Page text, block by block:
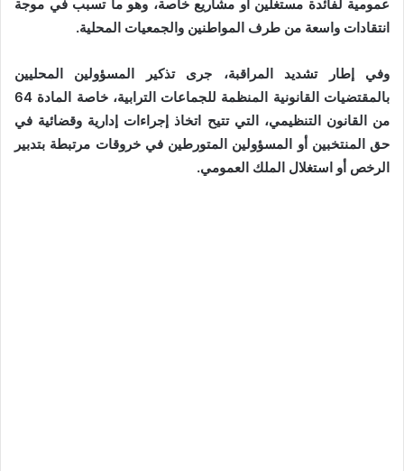
عمومية لفائدة مستغلين أو مشاريع خاصة، وهو ما تسبب في موجة
انتقادات واسعة من طرف المواطنين والجمعيات المحلية.
وفي إطار تشديد المراقبة، جرى تذكير المسؤولين المحليين
بالمقتضيات القانونية المنظمة للجماعات الترابية، خاصة المادة 64
من القانون التنظيمي، التي تتيح اتخاذ إجراءات إدارية وقضائية في
حق المنتخبين أو المسؤولين المتورطين في خروقات مرتبطة بتدبير
الرخص أو استغلال الملك العمومي.